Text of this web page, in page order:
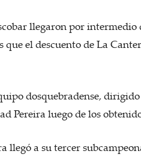
llegaron por intermedio
el descuento de La
dosquebradense,
Pereira luego de los
llegó a su tercer